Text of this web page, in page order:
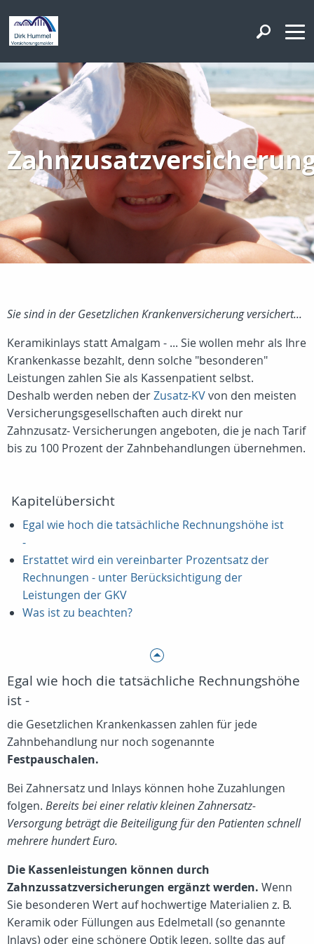
Sie sind in der Gesetzlichen Krankenversicherung versichert...
Keramikinlays statt Amalgam - ... Sie wollen mehr als Ihre
Krankenkasse bezahlt, denn solche "besonderen"
Leistungen zahlen Sie als Kassenpatient selbst.
Deshalb werden neben derZusatz-KVvon den meisten
Versicherungsgesellschaften auch direkt nur
Zahnzusatz- Versicherungen angeboten, die je nach Tarif
bis zu 100 Prozent der Zahnbehandlungen übernehmen.
Kapitelübersicht
Egal wie hoch die tatsächliche Rechnungshöhe ist
-
Erstattet wird ein vereinbarter Prozentsatz der
Rechnungen - unter Berücksichtigung der
Leistungen der GKV
Was ist zu beachten?
Egal wie hoch die tatsächliche Rechnungshöhe
ist -
die Gesetzlichen Krankenkassen zahlen für jede
Zahnbehandlung nur noch sogenannte
Festpauschalen.
Bei Zahnersatz und Inlays können hohe Zuzahlungen
folgen. Bereits bei einer relativ kleinen Zahnersatz-
Versorgung beträgt die Beiteiligung für den Patienten schnell
mehrere hundert Euro.
Die Kassenleistungen können durch
Zahnzussatzversicherungen ergänzt werden. Wenn
Sie besonderen Wert auf hochwertige Materialien z. B.
Keramik oder Füllungen aus Edelmetall (so genannte
Inlays) oder eine schönere Optik legen, sollte das auf